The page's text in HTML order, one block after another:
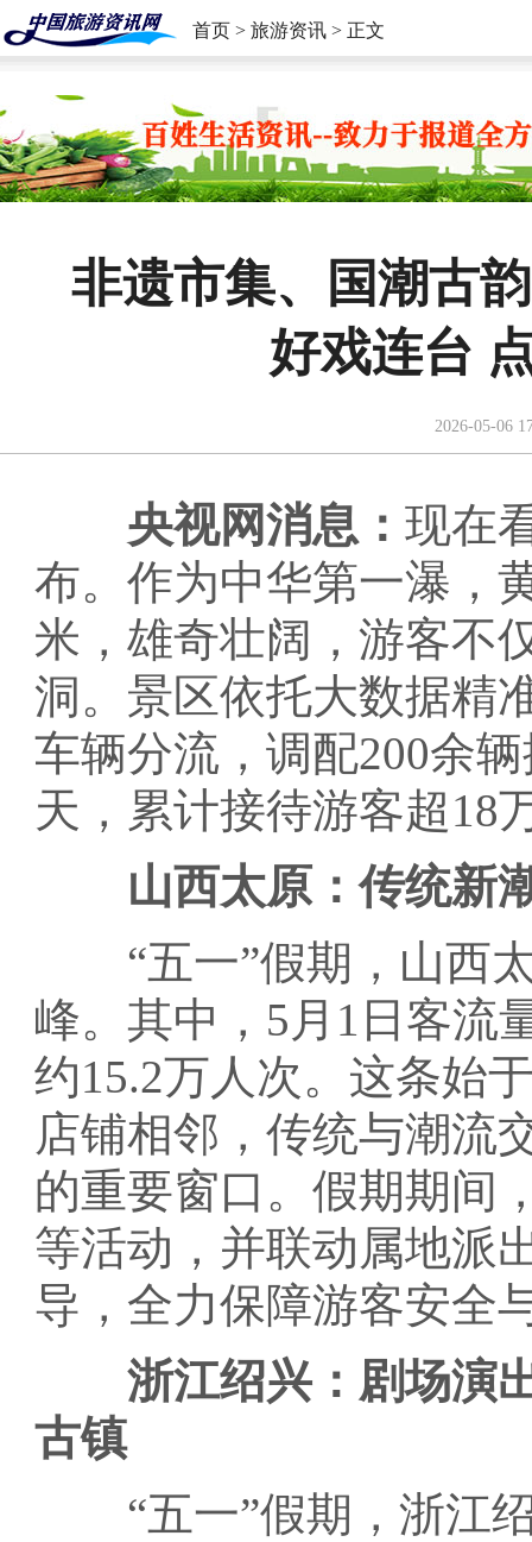
首页 > 旅游资讯 > 正文
非遗市集、国潮古
好戏连台
2026-05-06
央视网消息：现在
布。作为中华第一瀑，
米，雄奇壮阔，游客不
洞。景区依托大数据精
车辆分流，调配200余
天，累计接待游客超18
山西太原：传统新
“五一”假期，山西太
峰。其中，5月1日客流
约15.2万人次。这条始
店铺相邻，传统与潮流
的重要窗口。假期期间
等活动，并联动属地派
导，全力保障游客安全
浙江绍兴：剧场演
古镇
“五一”假期，浙江绍